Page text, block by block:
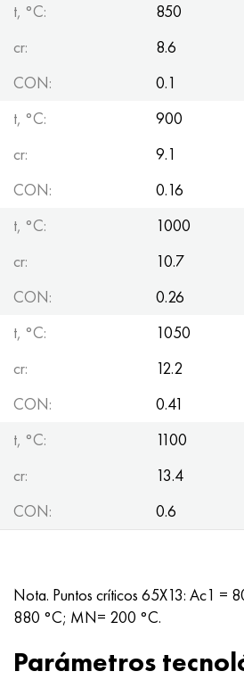
t, °С:
850
cr:
8.6
CON:
0.1
t, °С:
900
cr:
9.1
CON:
0.16
t, °С:
1000
cr:
10.7
CON:
0.26
t, °С:
1050
cr:
12.2
CON:
0.41
t, °С:
1100
cr:
13.4
CON:
0.6
Nota. Puntos críticos 65X13: Ac1 =
880 °C; MN= 200 °C.
Parámetros